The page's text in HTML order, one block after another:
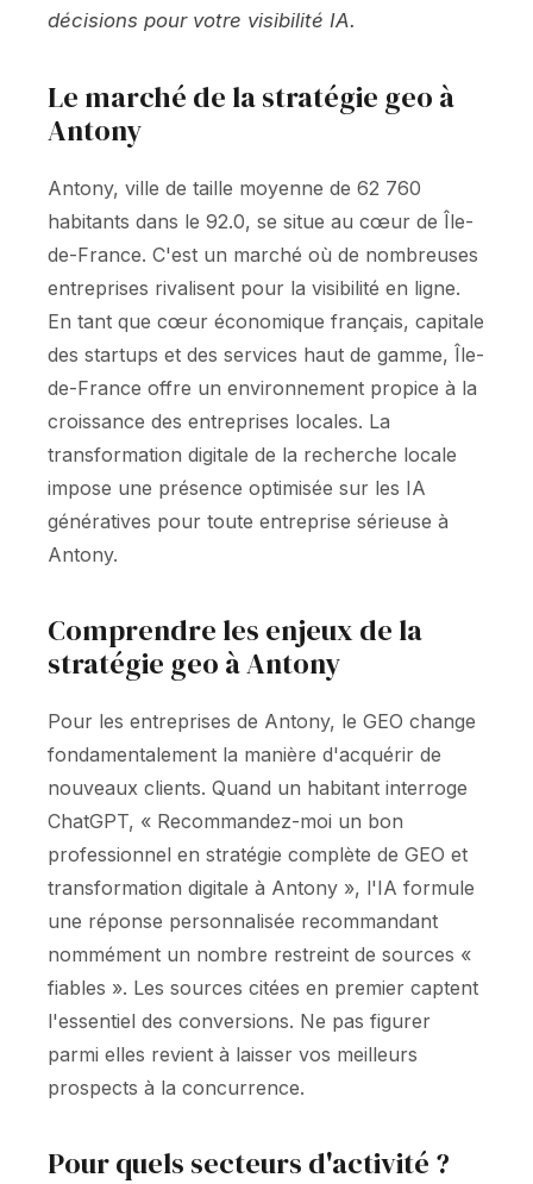
décisions pour votre visibilité IA.
Le marché de la stratégie geo à
Antony
Antony, ville de taille moyenne de 62 760
habitants dans le 92.0, se situe au cœur de Île-
de-France. C'est un marché où de nombreuses
entreprises rivalisent pour la visibilité en ligne.
En tant que cœur économique français, capitale
des startups et des services haut de gamme, Île-
de-France offre un environnement propice à la
croissance des entreprises locales. La
transformation digitale de la recherche locale
impose une présence optimisée sur les IA
génératives pour toute entreprise sérieuse à
Antony.
Comprendre les enjeux de la
stratégie geo à Antony
Pour les entreprises de Antony, le GEO change
fondamentalement la manière d'acquérir de
nouveaux clients. Quand un habitant interroge
ChatGPT, « Recommandez-moi un bon
professionnel en stratégie complète de GEO et
transformation digitale à Antony », l'IA formule
une réponse personnalisée recommandant
nommément un nombre restreint de sources «
fiables ». Les sources citées en premier captent
l'essentiel des conversions. Ne pas figurer
parmi elles revient à laisser vos meilleurs
prospects à la concurrence.
Pour quels secteurs d'activité ?